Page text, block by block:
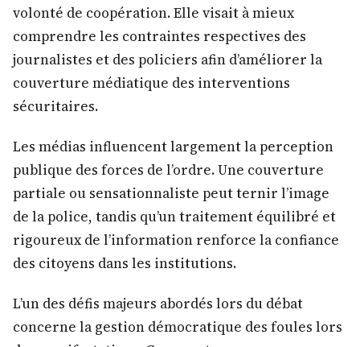
volonté de coopération. Elle visait à mieux
comprendre les contraintes respectives des
journalistes et des policiers afin d’améliorer la
couverture médiatique des interventions
sécuritaires.
Les médias influencent largement la perception
publique des forces de l’ordre. Une couverture
partiale ou sensationnaliste peut ternir l’image
de la police, tandis qu’un traitement équilibré et
rigoureux de l’information renforce la confiance
des citoyens dans les institutions.
L’un des défis majeurs abordés lors du débat
concerne la gestion démocratique des foules lors